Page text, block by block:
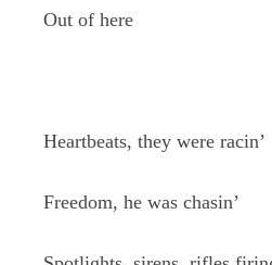
Out of here
Heartbeats, they were racin’
Freedom, he was chasin’